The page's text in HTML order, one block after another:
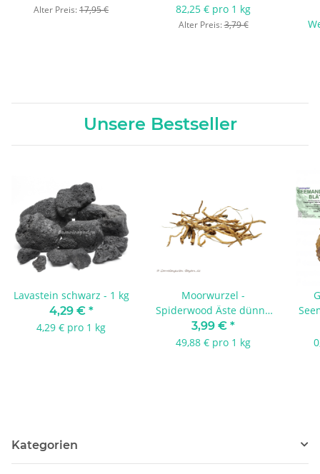
Alter Preis:17,95 €
82,25 € pro 1 kg
Alter Preis:3,79 €
Unsere Bestseller
Lavastein schwarz - 1 kg
4,29 € *
4,29 € pro 1 kg
Moorwurzel -
Spiderwood Äste dünn -
80 g
3,99 € *
49,88 € pro 1 kg
Kategorien